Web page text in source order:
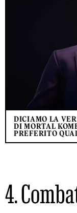
DICIAMO LA
DI MORTAL
PREFERITO
4.